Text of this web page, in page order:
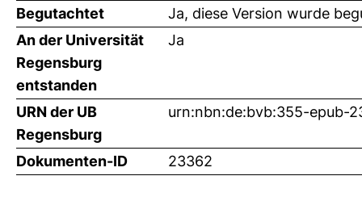
Begutachtet
Ja, diese Version wurde
An der Universität
Regensburg
entstanden
Ja
URN der UB
Regensburg
urn:nbn:de:bvb:355-epub-
Dokumenten-ID 23362